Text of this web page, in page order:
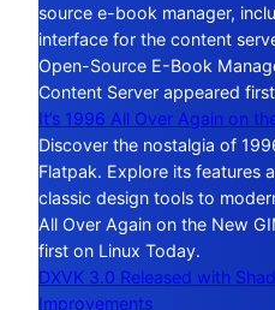
source e-book manager,
interface for the content
Open-Source E-Book
Content Server appeared
It’s 1996 All Over Again on
Discover the nostalgia of
Flatpak. Explore its features
classic design tools to
All Over Again on the New
first on Linux Today.
DXVK 3.0 Released with
Improvements